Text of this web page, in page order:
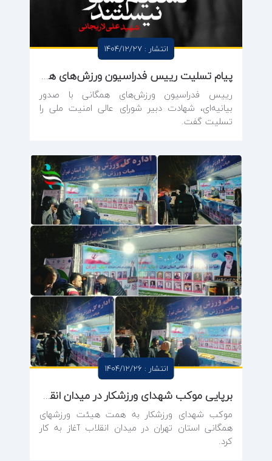
انتشار : 1404/12/27
پیام تسلیت رییس فدراسیون ورزش‌های همگانی در پی شهادت دکتر علی لاریجانی
رییس فدراسیون ورزش‌های همگانی با صدور
بیانیه‌ای، شهادت دبیر شورای عالی امنیت ملی را
تسلیت گفت.
انتشار : 1404/12/26
برپایی موکب شهدای ورزشکار در میدان انقلاب به همت هیئت ورزش‌های همگانی استان تهران
موکب شهدای ورزشکار به همت هیئت ورزشهای
همگانی استان تهران در میدان انقلاب آغاز به کار
کرد.